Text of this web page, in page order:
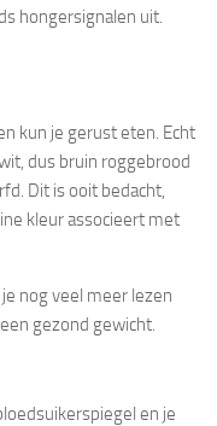
hongersignalen uit.
kun je gerust eten. Echt
dus bruin roggebrood
Dit is ooit bedacht,
kleur associeert met
nog veel meer lezen
gezond gewicht.
en je